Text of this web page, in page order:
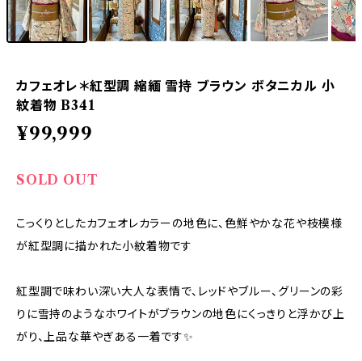
カフェオレ＊紅型調 縮緬 雪持 ブラウン ボタニカル 小
紋着物 B341
¥99,999
SOLD OUT
こっくりとしたカフェオレカラーの地色に、色鮮やかな花や枝模様
が紅型調に描かれた小紋着物です
紅型調で味わい深い大人な表情で、レッドやブルー、グリーンの彩
りに雪持のようなホワイトがブラウンの地色にくっきりと浮かび上
がり、上品な華やぎある一着です✨